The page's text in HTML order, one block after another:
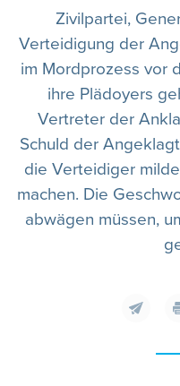
Zivilpartei,
Verteidigung der
im Mordprozess vor
ihre Plädoyers
Vertreter der
Schuld der
die Verteidiger
machen. Die
abwägen müssen,